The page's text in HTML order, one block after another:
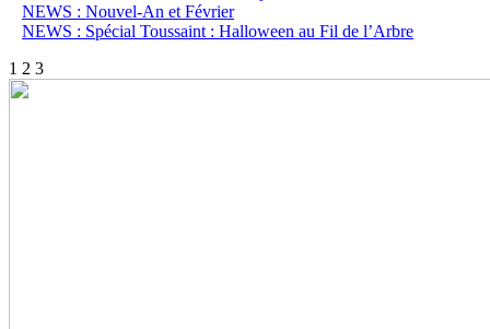
NEWS : Nouvel-An et Février
NEWS : Spécial Toussaint : Halloween au Fil de l’Arbre
1 2 3